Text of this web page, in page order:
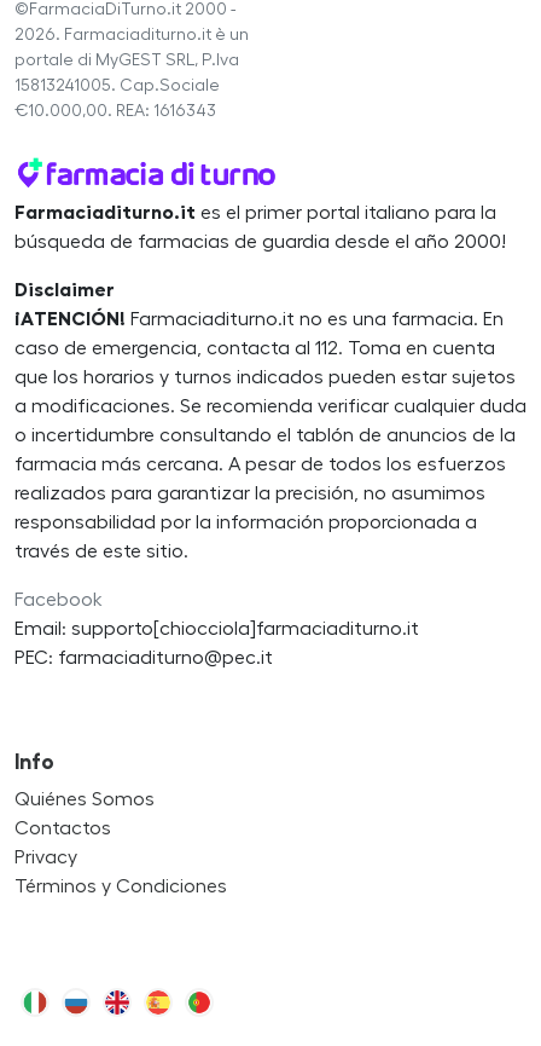
©FarmaciaDiTurno.it 2000 -
2026. Farmaciaditurno.it è un
portale di MyGEST SRL, P.Iva
15813241005. Cap.Sociale
€10.000,00. REA: 1616343
Farmaciaditurno.it es el primer portal italiano para la
búsqueda de farmacias de guardia desde el año 2000!
Disclaimer
¡ATENCIÓN! Farmaciaditurno.it no es una farmacia. En
caso de emergencia, contacta al 112. Toma en cuenta
que los horarios y turnos indicados pueden estar sujetos
a modificaciones. Se recomienda verificar cualquier duda
o incertidumbre consultando el tablón de anuncios de la
farmacia más cercana. A pesar de todos los esfuerzos
realizados para garantizar la precisión, no asumimos
responsabilidad por la información proporcionada a
través de este sitio.
Facebook
Email: supporto[chiocciola]farmaciaditurno.it
PEC: farmaciaditurno@pec.it
Info
Quiénes Somos
Contactos
Privacy
Términos y Condiciones